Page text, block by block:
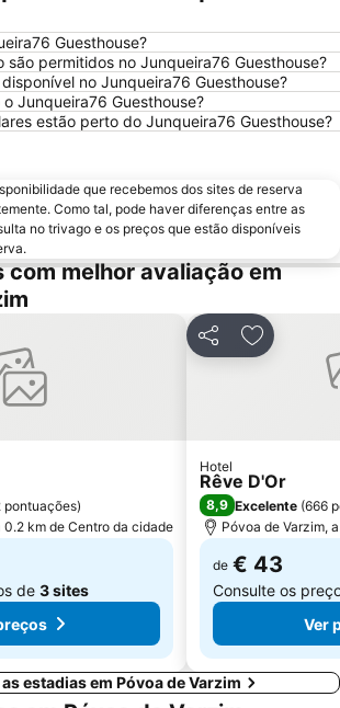
Porto
Inácio
Estação São Bento
Matosinhos Beach
Parque da Cidade
Ponte Dom Luís I
Edificio da Alfândega
Mercado do Bolhão
- Estádio AXA
Aldeia Rural Preservada de Quintandona
Bom Jesus do Monte
da Cividade
Azurara Beach
Miramar
Guesthouse?
são permitidos no Junqueira76 Guesthouse?
no Junqueira76 Guesthouse?
Junqueira76 Guesthouse?
estão perto do Junqueira76 Guesthouse?
que recebemos dos sites de reserva
Como tal, pode haver diferenças entre as
no trivago e os preços que estão disponíveis
com melhor avaliação em
favoritos
pontuações)
0.2 km de Centro da cidade
de 3 sites
PartilharAdicionar
Hotel
Rêve D'Or
8,9 Excelente (666
Póvoa de Varzim,
de € 43
Consulte os
Ver
estadias em Póvoa de Varzim